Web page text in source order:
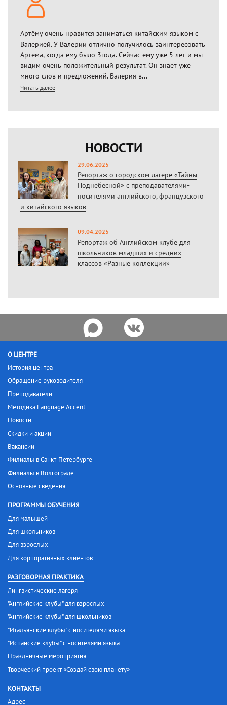
Артёму очень нравится заниматься китайским языком с
Валерией. У Валерии отлично получилось заинтересовать
Артема, когда ему было 3года. Сейчас ему уже 5 лет и мы
видим очень положительный результат. Он знает уже
много слов и предложений. Валерия в...
Читать далее
НОВОСТИ
29.06.2025
Репортаж о городском лагере «Тайны
Поднебесной» с преподавателями-
носителями английского, французского
и китайского языков
09.04.2025
Репортаж об Английском клубе для
школьников младших и средних
классов «Разные коллекции»
О ЦЕНТРЕ
История центра
Обращение руководителя
Преподаватели
Методика Language Accent
Новости
Скидки и акции
Вакансии
Филиалы в Санкт-Петербурге
Филиалы в Волгограде
Основные сведения
ПРОГРАММЫ ОБУЧЕНИЯ
Для малышей
Для школьников
Для взрослых
Для корпоративных клиентов
РАЗГОВОРНАЯ ПРАКТИКА
Лингвистические лагеря
"Английские клубы" для взрослых
"Английские клубы" для школьников
"Итальянские клубы" с носителями языка
"Испанские клубы" с носителями языка
Праздничные мероприятия
Творческий проект «Создай свою планету»
КОНТАКТЫ
Адрес